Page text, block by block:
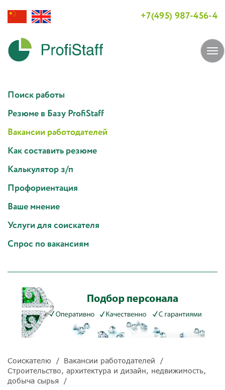
+7(495) 987-456-4
Поиск работы
Резюме в Базу ProfiStaff
Вакансии работодателей
Как составить резюме
Калькулятор з/п
Профориентация
Ваше мнение
Услуги для соискателя
Спрос по вакансиям
Соискателю
Вакансии работодателей
Строительство, архитектура и дизайн, недвижимость,
добыча сырья